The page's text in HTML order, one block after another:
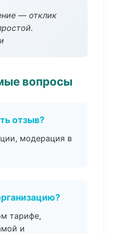
— отклик
вопросы
отзыв?
модерация в
тарифе,
и